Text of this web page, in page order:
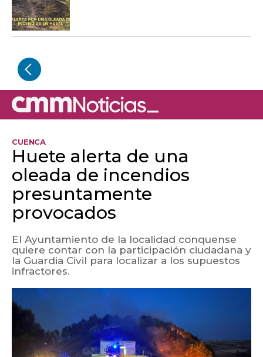
CUENCA
Huete alerta de una
oleada de incendios
presuntamente
provocados
El Ayuntamiento de la localidad conquense
quiere contar con la participación ciudadana y
la Guardia Civil para localizar a los supuestos
infractores.